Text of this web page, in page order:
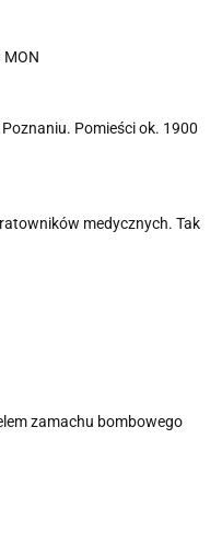
Pomieści ok. 1900
medycznych. Tak
zamachu bombowego